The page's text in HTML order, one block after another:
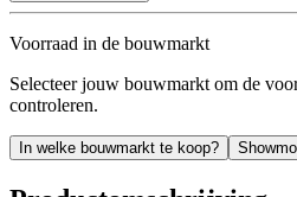
Voorraad in de bouwmarkt
Selecteer jouw bouwmarkt om de
controleren.
In welke bouwmarkt te koop?